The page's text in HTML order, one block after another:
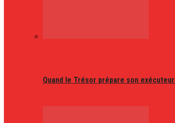
Quand le Trésor prépare son